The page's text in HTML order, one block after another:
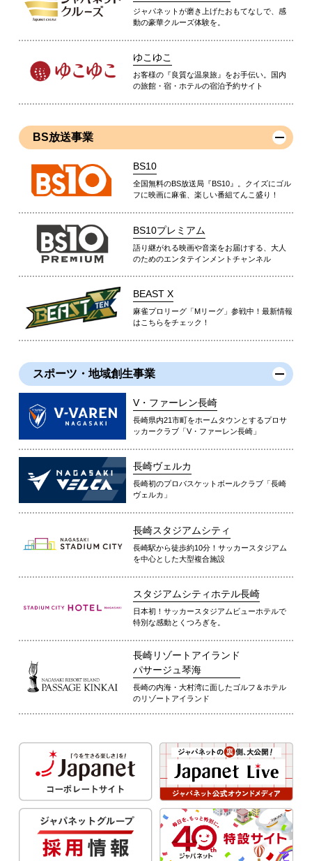
ジャパネットが磨き上げたおもてなしで、感
動の豪華クルーズ体験を。
ゆこゆこ
お客様の『良質な温泉旅』をお手伝い。国内
の旅館・宿・ホテルの宿泊予約サイト
BS放送事業
BS10
全国無料のBS放送局『BS10』。クイズにゴル
フに映画に麻雀、楽しい番組てんこ盛り！
BS10プレミアム
語り継がれる映画や音楽をお届けする、大人
のためのエンタテインメントチャンネル
BEAST X
麻雀プロリーグ「Mリーグ」参戦中！最新情報
はこちらをチェック！
スポーツ・地域創生事業
V・ファーレン長崎
長崎県内21市町をホームタウンとするプロサ
ッカークラブ「V・ファーレン長崎」
長崎ヴェルカ
長崎初のプロバスケットボールクラブ「長崎
ヴェルカ」
長崎スタジアムシティ
長崎駅から徒歩約10分！サッカースタジアム
を中心とした大型複合施設
スタジアムシティホテル長崎
日本初！サッカースタジアムビューホテルで
特別な感動とくつろぎを。
長崎リゾートアイランド
パサージュ琴海
長崎の内海・大村湾に面したゴルフ＆ホテル
のリゾートアイランド